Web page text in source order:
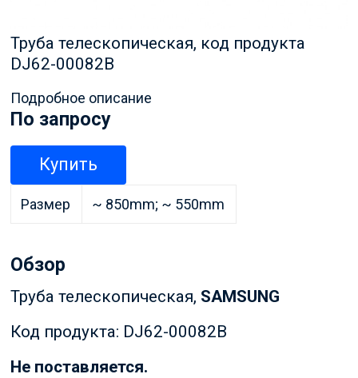
Труба телескопическая, код продукта
DJ62-00082B
Подробное описание
По запросу
Купить
Размер ~ 850mm; ~ 550mm
Обзор
Труба телескопическая, SAMSUNG
Код продукта: DJ62-00082B
Не поставляется.